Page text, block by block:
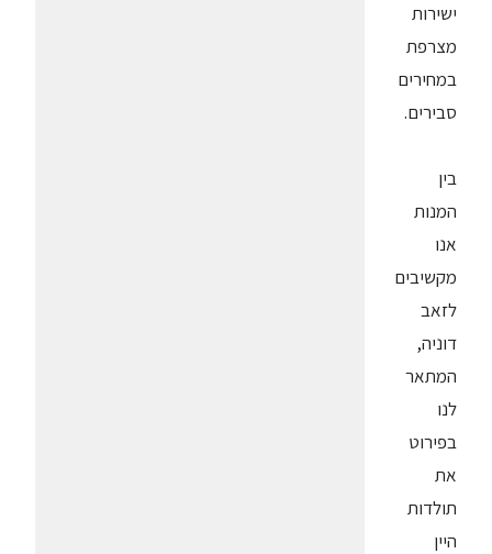
ישירות
מצרפת
במחירים
סבירים.
בין
המנות
אנו
מקשיבים
לזאב
דוניה,
המתאר
לנו
בפירוט
את
תולדות
היין